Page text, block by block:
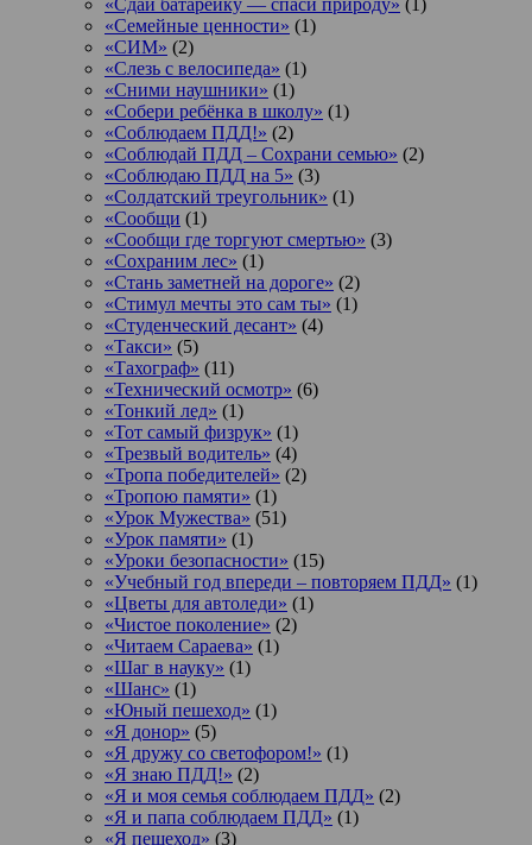
«Семейные ценности» (1)
«СИМ» (2)
«Слезь с велосипеда» (1)
«Сними наушники» (1)
«Собери ребёнка в школу» (1)
«Соблюдаем ПДД!» (2)
«Соблюдай ПДД – Сохрани семью» (2)
«Соблюдаю ПДД на 5» (3)
«Солдатский треугольник» (1)
«Сообщи (1)
«Сообщи где торгуют смертью» (3)
«Сохраним лес» (1)
«Стань заметней на дороге» (2)
«Стимул мечты это сам ты» (1)
«Студенческий десант» (4)
«Такси» (5)
«Тахограф» (11)
«Технический осмотр» (6)
«Тонкий лед» (1)
«Тот самый физрук» (1)
«Трезвый водитель» (4)
«Тропа победителей» (2)
«Тропою памяти» (1)
«Урок Мужества» (51)
«Урок памяти» (1)
«Уроки безопасности» (15)
«Учебный год впереди – повторяем ПДД» (1)
«Цветы для автоледи» (1)
«Чистое поколение» (2)
«Читаем Сараева» (1)
«Шаг в науку» (1)
«Шанс» (1)
«Юный пешеход» (1)
«Я донор» (5)
«Я дружу со светофором!» (1)
«Я знаю ПДД!» (2)
«Я и моя семья соблюдаем ПДД» (2)
«Я и папа соблюдаем ПДД» (1)
«Я пешеход» (3)